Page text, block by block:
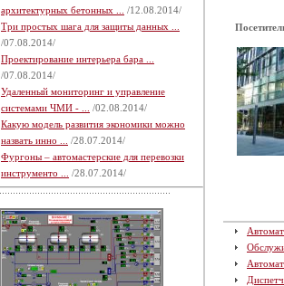
архитектурных бетонных ...
/12.08.2014/
Три простых шага для защиты данных ...
/07.08.2014/
Проектирование интерьера бара ...
/07.08.2014/
Удаленный мониторинг и управление
системами ЧМИ - ...
/02.08.2014/
Какую модель развития экономики можно
назвать инно ...
/28.07.2014/
Фургоны – автомастерские для перевозки
инструменто ...
/28.07.2014/